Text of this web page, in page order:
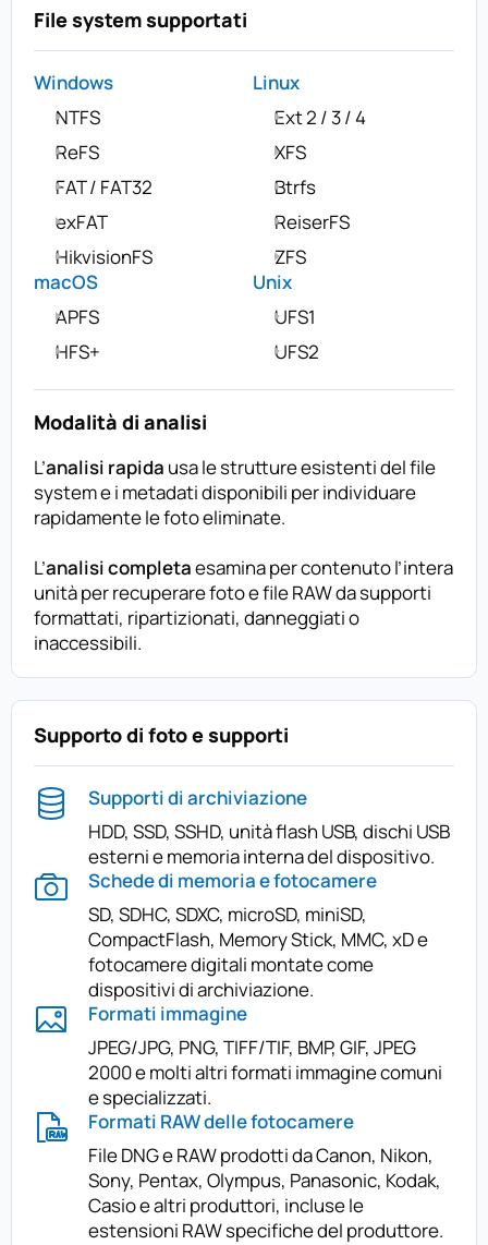
File system supportati
Windows
NTFS
ReFS
FAT / FAT32
exFAT
HikvisionFS
macOS
APFS
HFS+
Linux
Ext 2 / 3 / 4
XFS
Btrfs
ReiserFS
ZFS
Unix
UFS1
UFS2
Modalità di analisi
L’analisi rapida usa le strutture esistenti del file
system e i metadati disponibili per individuare
rapidamente le foto eliminate.
L’analisi completaesamina per contenuto l’intera
unità per recuperare foto e file RAW da supporti
formattati, ripartizionati, danneggiati o
inaccessibili.
Supporto di foto e supporti
Supporti di archiviazione
HDD, SSD, SSHD, unità flash USB, dischi USB
esterni e memoria interna del dispositivo.
Schede di memoria e fotocamere
SD, SDHC, SDXC, microSD, miniSD,
CompactFlash, Memory Stick, MMC, xD e
fotocamere digitali montate come
dispositivi di archiviazione.
Formati immagine
JPEG/JPG, PNG, TIFF/TIF, BMP, GIF, JPEG
2000 e molti altri formati immagine comuni
e specializzati.
Formati RAW delle fotocamere
File DNG e RAW prodotti da Canon, Nikon,
Sony, Pentax, Olympus, Panasonic, Kodak,
Casio e altri produttori, incluse le
estensioni RAW specifiche del produttore.